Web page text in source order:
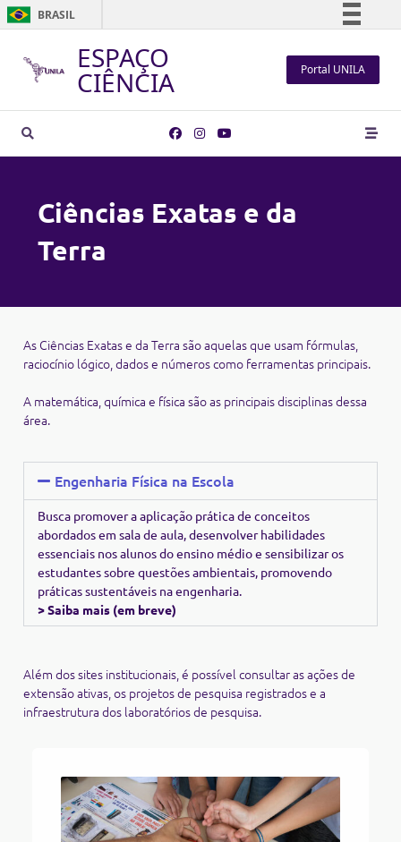
BRASIL
Comunica BR
ESPAÇO
CIÊNCIA Portal UNILA
Ciências Exatas e da
Terra
As Ciências Exatas e da Terra são aquelas que usam fórmulas,
raciocínio lógico, dados e números como ferramentas principais.
A matemática, química e física são as principais disciplinas dessa
área.
Engenharia Física na Escola
Busca promover a aplicação prática de conceitos
abordados em sala de aula, desenvolver habilidades
essenciais nos alunos do ensino médio e sensibilizar os
estudantes sobre questões ambientais, promovendo
práticas sustentáveis na engenharia.
> Saiba mais (em breve)
Além dos sites institucionais, é possível consultar as ações de
extensão ativas, os projetos de pesquisa registrados e a
infraestrutura dos laboratórios de pesquisa.